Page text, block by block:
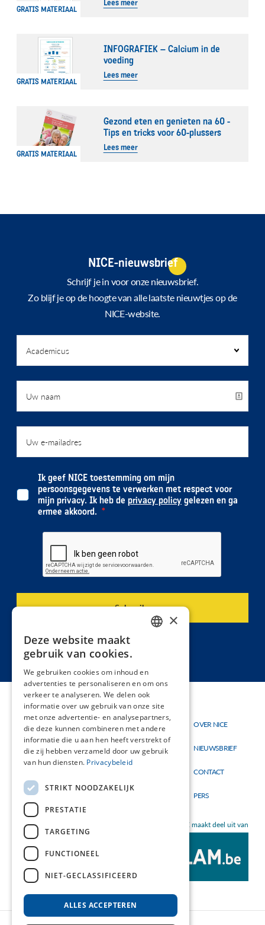
GRATIS MATERIAAL
Lees meer
GRATIS MATERIAAL
INFOGRAFIEK – Calcium in de
voeding
Lees meer
GRATIS MATERIAAL
Gezond eten en genieten na 60 -
Tips en tricks voor 60-plussers
Lees meer
NICE-nieuwsbrief
Schrijf je in voor onze nieuwsbrief.
Zo blijf je op de hoogte van alle laatste nieuwtjes op de
NICE-website.
Ik geef NICE toestemming om mijn
persoonsgegevens te verwerken met respect voor
mijn privacy. Ik heb de privacy policy gelezen en ga
ermee akkoord.
Hoofdnavigatie
Thema's
Materialen
Nieuw
Topmenu
OVER NICE
NIEUWSBRIEF
CONTACT
PERS
NICE maakt deel uit van
×
Deze website maakt
gebruik van cookies.
We gebruiken cookies om inhoud en
advertenties te personaliseren en om ons
verkeer te analyseren. We delen ook
informatie over uw gebruik van onze site
met onze advertentie- en analysepartners,
die deze kunnen combineren met andere
informatie die u aan hen heeft verstrekt of
die zij hebben verzameld door uw gebruik
van hun diensten. Privacybeleid
STRIKT NOODZAKELIJK
PRESTATIE
TARGETING
FUNCTIONEEL
NIET-GECLASSIFICEERD
ALLES ACCEPTEREN